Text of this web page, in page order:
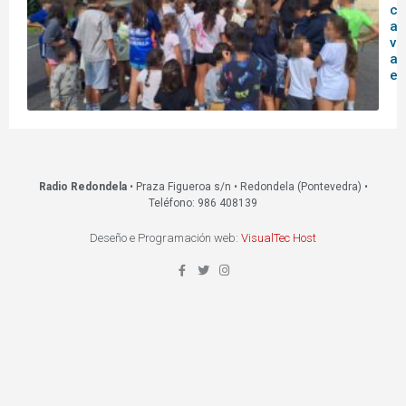
Radio Redondela• Praza Figueroa s/n • Redondela (Pontevedra) •
Teléfono: 986 408139
Deseño e Programación web: VisualTec Host